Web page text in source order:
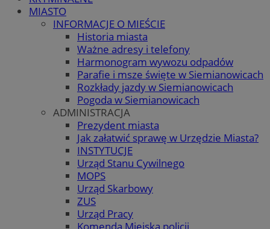
MIASTO
INFORMACJE O MIEŚCIE
Historia miasta
Ważne adresy i telefony
Harmonogram wywozu odpadów
Parafie i msze święte w Siemianowicach
Rozkłady jazdy w Siemianowicach
Pogoda w Siemianowicach
ADMINISTRACJA
Prezydent miasta
Jak załatwić sprawę w Urzędzie Miasta?
INSTYTUCJE
Urząd Stanu Cywilnego
MOPS
Urząd Skarbowy
ZUS
Urząd Pracy